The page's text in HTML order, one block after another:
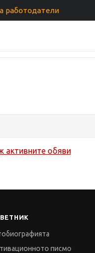
работодатели
активните обяви
писмо